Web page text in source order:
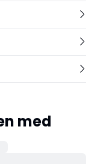
med